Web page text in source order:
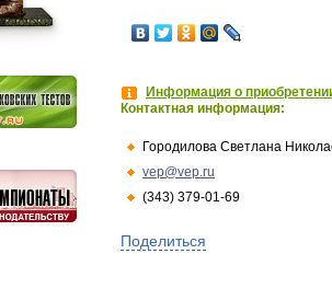
Информация о
Контактная информация:
Городилова Светлана
vep@vep.ru
(343) 379-01-69
Поделиться